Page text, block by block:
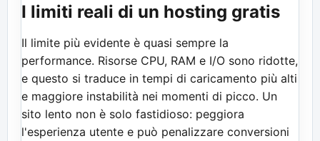
I limiti reali di un hosting gratis
Il limite più evidente è quasi sempre la
performance. Risorse CPU, RAM e I/O sono ridotte,
e questo si traduce in tempi di caricamento più alti
e maggiore instabilità nei momenti di picco. Un
sito lento non è solo fastidioso: peggiora
l'esperienza utente e può penalizzare conversioni